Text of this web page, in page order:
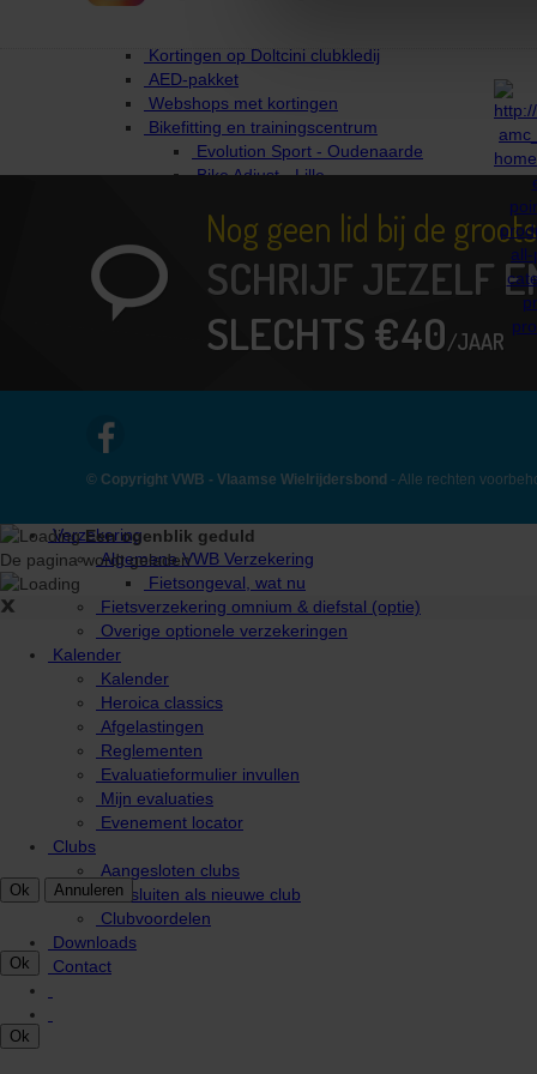
Kortingen voor leden
Kortingen op Doltcini clubkledij
AED-pakket
Webshops met kortingen
Bikefitting en trainingscentrum
Evolution Sport - Oudenaarde
Bike Adjust - Lille
Cycling Clinic
Opleidingen
Technische info over de fiets
Fietshandelnetwerk
Fietsvriendelijke etablissementen
VWB Wielerkledij
GPX info en routes
Medische vragen
Verzekering
Algemene VWB Verzekering
Fietsongeval, wat nu
Fietsverzekering omnium & diefstal (optie)
Overige optionele verzekeringen
Kalender
Kalender
Heroica classics
Afgelastingen
Reglementen
Evaluatieformulier invullen
Mijn evaluaties
Evenement locator
Clubs
Aangesloten clubs
Aansluiten als nieuwe club
Clubvoordelen
Downloads
Contact
Nog geen lid bij de
SCHRIJF JEZELF
SLECHTS €40/JAAR
© Copyright VWB - Vlaamse Wielrijdersbond - Alle rechten
Een ogenblik geduld
De pagina wordt geladen